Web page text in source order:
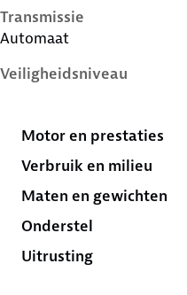
Transmissie
Automaat
Veiligheidsniveau
Motor en prestaties
Verbruik en milieu
Maten en gewichten
Onderstel
Uitrusting